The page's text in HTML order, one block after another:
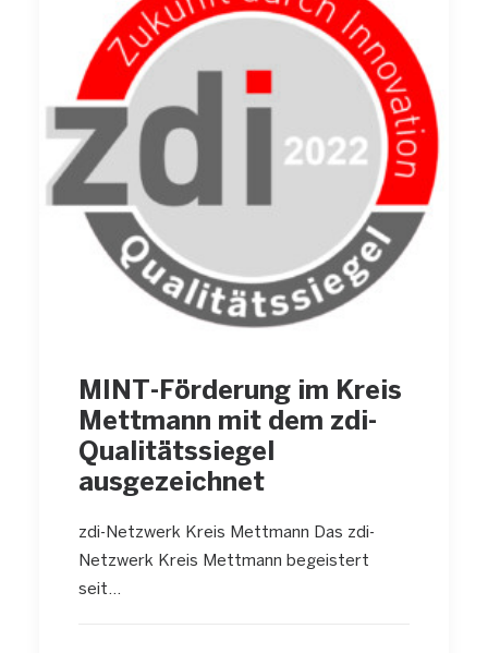
MINT-Förderung im Kreis
Mettmann mit dem zdi-
Qualitätssiegel
ausgezeichnet
zdi-Netzwerk Kreis Mettmann Das zdi-
Netzwerk Kreis Mettmann begeistert
seit…